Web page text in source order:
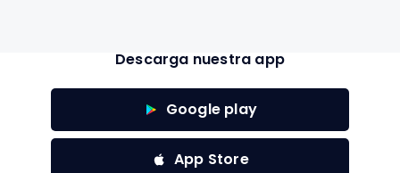
Descarga nuestra app
Google play
App Store